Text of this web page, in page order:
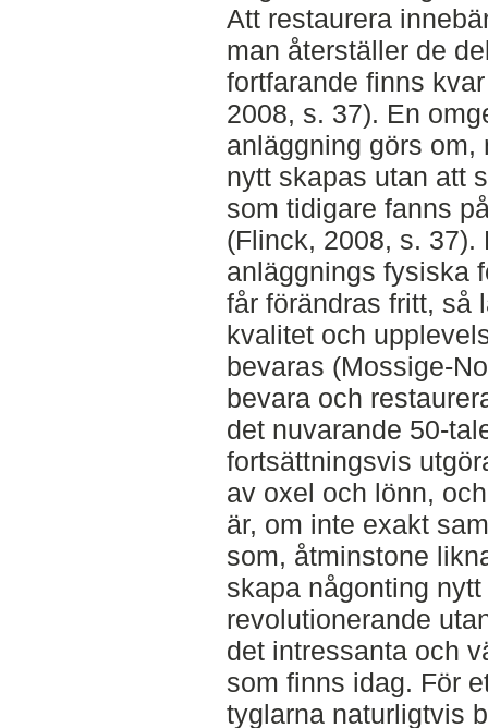
Att restaurera
man återställer de
fortfarande finns
2008, s. 37). En
anläggning görs om,
nytt skapas utan att
som tidigare fanns
(Flinck, 2008, s. 37).
anläggnings fysiska
får förändras fritt, så
kvalitet och
bevaras (Mossige-
bevara och
det nuvarande 50-
fortsättningsvis
av oxel och lönn,
är, om inte exakt
som, åtminstone
skapa någonting
revolutionerande
det intressanta och
som finns idag. För
tyglarna naturligtvis